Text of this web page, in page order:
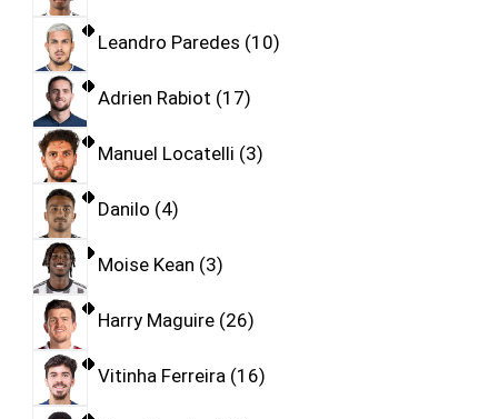
Leandro Paredes 10
Adrien Rabiot 17
Manuel Locatelli 3
Danilo 4
Moise Kean 3
Harry Maguire 26
Vitinha Ferreira 16